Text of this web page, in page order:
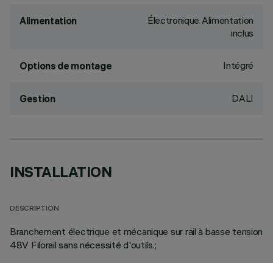
Alimentation
Électronique Alimentation
inclus
Options de montage Intégré
Gestion DALI
INSTALLATION
DESCRIPTION
Branchement électrique et mécanique sur rail à basse tension
48V Filorail sans nécessité d'outils.;